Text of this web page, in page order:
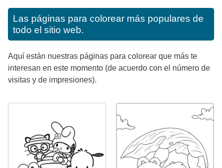
Las páginas para colorear más populares de
todo el sitio web.
Aquí están nuestras páginas para colorear que más te
interesan en este momento (de acuerdo con el número de
visitas y de impresiones).